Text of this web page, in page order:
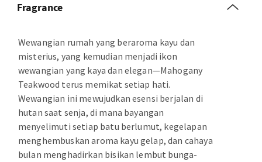
Fragrance
Wewangian rumah yang beraroma kayu dan
misterius, yang kemudian menjadi ikon
wewangian yang kaya dan elegan—Mahogany
Teakwood terus memikat setiap hati.
Wewangian ini mewujudkan esensi berjalan di
hutan saat senja, di mana bayangan
menyelimuti setiap batu berlumut, kegelapan
menghembuskan aroma kayu gelap, dan cahaya
bulan menghadirkan bisikan lembut bunga-